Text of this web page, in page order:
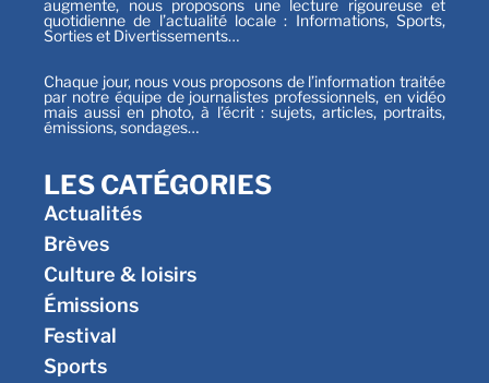
augmente, nous proposons une lecture rigoureuse et
quotidienne de l’actualité locale : Informations, Sports,
Sorties et Divertissements…
Chaque jour, nous vous proposons de l’information traitée
par notre équipe de journalistes professionnels, en vidéo
mais aussi en photo, à l’écrit : sujets, articles, portraits,
émissions, sondages…
LES CATÉGORIES
Actualités
Brèves
Culture & loisirs
Émissions
Festival
Sports